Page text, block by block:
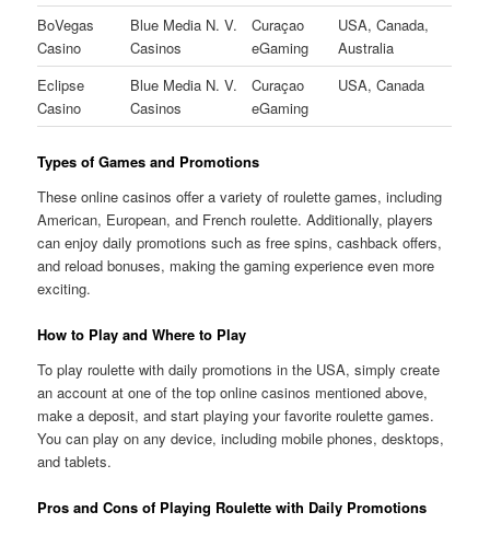
BoVegas
Casino
Blue Media N. V.
Casinos
Curaçao
eGaming
USA, Canada,
Australia
Eclipse
Casino
Blue Media N. V.
Casinos
Curaçao
eGaming
USA, Canada
Types of Games and Promotions
These online casinos offer a variety of roulette games, including
American, European, and French roulette. Additionally, players
can enjoy daily promotions such as free spins, cashback offers,
and reload bonuses, making the gaming experience even more
exciting.
How to Play and Where to Play
To play roulette with daily promotions in the USA, simply create
an account at one of the top online casinos mentioned above,
make a deposit, and start playing your favorite roulette games.
You can play on any device, including mobile phones, desktops,
and tablets.
Pros and Cons of Playing Roulette with Daily Promotions